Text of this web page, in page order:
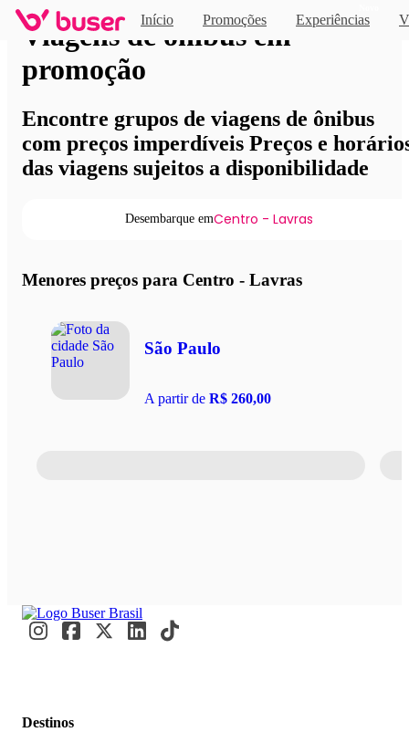
Início Promoções Experiências
Viagens de ônibus em
promoção
Encontre grupos de viagens de ônibus
com preços imperdíveis Preços e
das viagens sujeitos a disponibilidade
Desembarque emCentro - Lavras
Menores preços para Centro - Lavras
São Paulo
A partir de R$ 260,00
Destinos